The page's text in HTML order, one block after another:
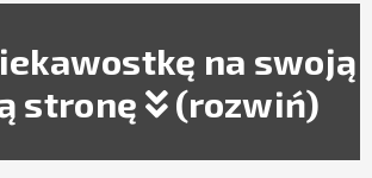
na swoją
stronę
(rozwiń)